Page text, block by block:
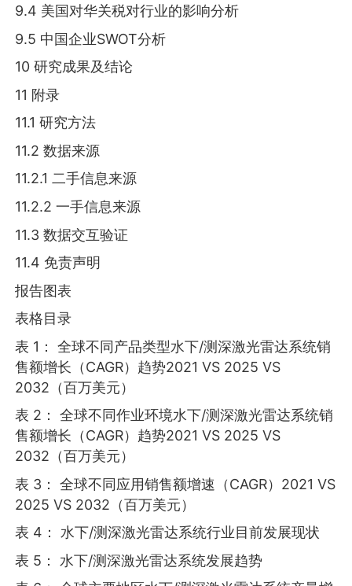
9.4 美国对华关税对行业的影响分析
9.5 中国企业SWOT分析
10 研究成果及结论
11 附录
11.1 研究方法
11.2 数据来源
11.2.1 二手信息来源
11.2.2 一手信息来源
11.3 数据交互验证
11.4 免责声明
报告图表
表格目录
表 1： 全球不同产品类型水下/测深激光雷达系统销
售额增长（CAGR）趋势2021 VS 2025 VS
2032（百万美元）
表 2： 全球不同作业环境水下/测深激光雷达系统销
售额增长（CAGR）趋势2021 VS 2025 VS
2032（百万美元）
表 3： 全球不同应用销售额增速（CAGR）2021 VS
2025 VS 2032（百万美元）
表 4： 水下/测深激光雷达系统行业目前发展现状
表 5： 水下/测深激光雷达系统发展趋势